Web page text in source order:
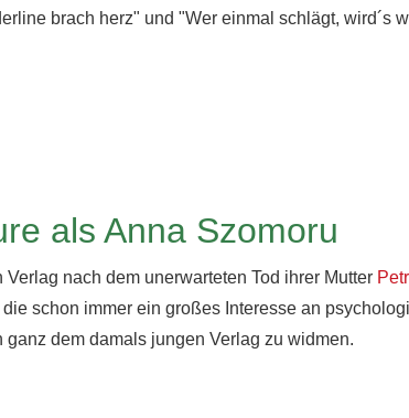
brach herz" und "Wer einmal schlägt, wird´s
als Anna Szomoru
nach dem unerwarteten Tod ihrer Mutter
schon immer ein großes Interesse an
dem damals jungen Verlag zu widmen.